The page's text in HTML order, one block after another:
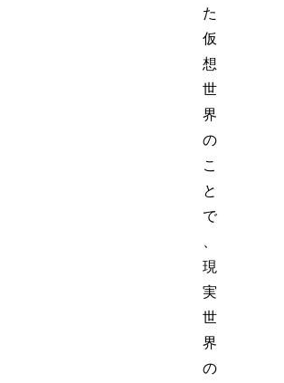
た
仮
想
世
界
の
こ
と
で
、
現
実
世
界
の